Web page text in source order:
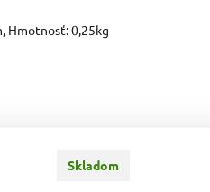
Hmotnosť: 0,25kg
Skladom